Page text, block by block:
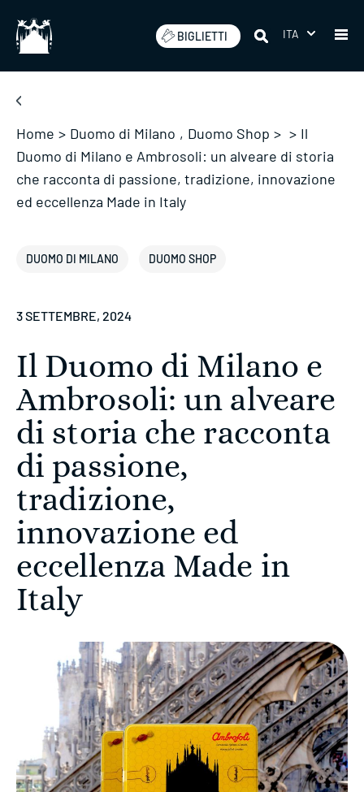
BIGLIETTI ITA
Home > Duomo di Milano , Duomo Shop > > Il
Duomo di Milano e Ambrosoli: un alveare di storia
che racconta di passione, tradizione, innovazione
ed eccellenza Made in Italy
DUOMO DI MILANO DUOMO SHOP
3 SETTEMBRE, 2024
Il Duomo di Milano e
Ambrosoli: un alveare
di storia che racconta
di passione,
tradizione,
innovazione ed
eccellenza Made in
Italy